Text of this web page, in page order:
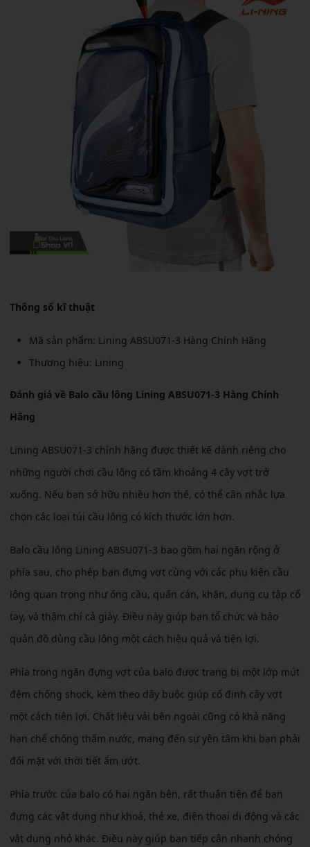
Thông số kĩ thuật
Mã sản phẩm: Lining ABSU071-3 Hàng Chính Hãng
Thương hiệu: Lining
Đánh giá về Balo cầu lông Lining ABSU071-3 Hàng Chính
Hãng
Lining ABSU071-3 chính hãng được thiết kế dành riêng cho
những người chơi cầu lông có tầm khoảng 4 cây vợt trở
xuống. Nếu bạn sở hữu nhiều hơn thế, có thể cân nhắc lựa
chọn các loại túi cầu lông có kích thước lớn hơn.
Balo cầu lông Lining ABSU071-3 bao gồm hai ngăn rộng ở
phía sau, cho phép bạn đựng vợt cùng với các phụ kiện cầu
lông quan trọng như ống cầu, quấn cán, khăn, dụng cụ tập cổ
tay, và thậm chí cả giày. Điều này giúp bạn tổ chức và bảo
quản đồ dùng cầu lông một cách hiệu quả và tiện lợi.
Phía trong ngăn đựng vợt của balo được trang bị một lớp mút
đệm chống shock, kèm theo dây buộc giúp cố định cây vợt
một cách tiện lợi. Chất liệu vải bên ngoài cũng có khả năng
hạn chế chống thấm nước, mang đến sự yên tâm khi bạn phải
đối mặt với thời tiết ẩm ướt.
Phía trước của balo có hai ngăn bên, rất thuận tiện để bạn
đựng các vật dụng như khoá, thẻ xe, điện thoại di động và các
vật dụng nhỏ khác. Điều này giúp bạn tiếp cận nhanh chóng